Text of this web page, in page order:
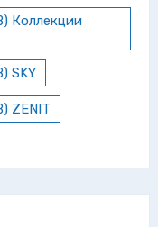
Коллекции
SKY
ZENIT